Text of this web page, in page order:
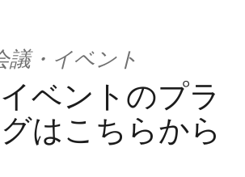
議・イベント
ベントのプラ
はこちらから